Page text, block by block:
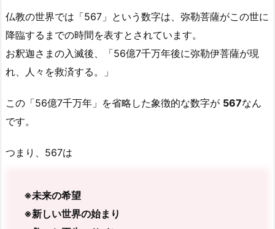
仏教の世界では「567」という数字は、弥勒菩薩がこの世に
降臨するまでの時間を表すとされています。
お釈迦さまの入滅後、「56億7千万年後に弥勒伊菩薩が現
れ、人々を救済する。」
この「56億7千万年」を省略した象徴的な数字が 567なん
です。
つまり、567は
※未来の希望
※新しい世界の始まり